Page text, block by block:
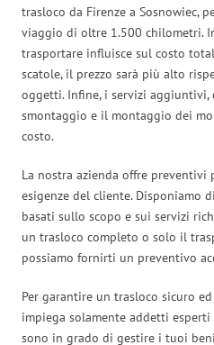
trasloco da Firenze a Sosnowiec,
viaggio di oltre 1.500 chilometri.
trasportare influisce sul costo
scatole, il prezzo sarà più alto
oggetti. Infine, i servizi aggiuntivi,
smontaggio e il montaggio dei
costo.
La nostra azienda offre preventivi
esigenze del cliente. Disponiamo
basati sullo scopo e sui servizi
un trasloco completo o solo il
possiamo fornirti un preventivo
Per garantire un trasloco sicuro
impiega solamente addetti
sono in grado di gestire i tuoi